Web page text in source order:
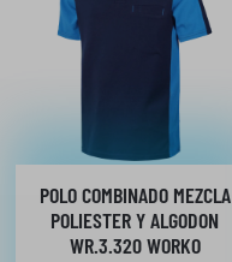
POLO COMBINADO MEZCLA
POLIESTER Y ALGODON
WR.3.320 WORKO